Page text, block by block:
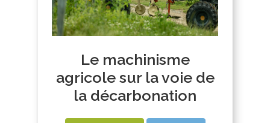
Le machinisme
agricole sur la voie de
la décarbonation